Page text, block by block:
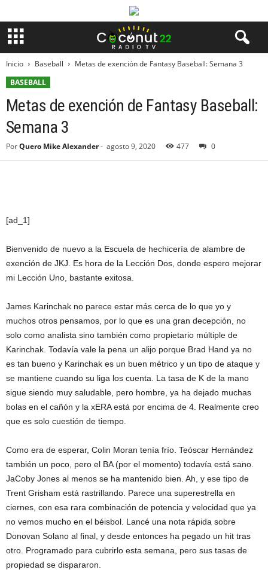
Inicio Baseball
Metas de exención de Fantasy Baseball: Semana 3
BASEBALL
Metas de exención de Fantasy Baseball:
Semana 3
PorQuero Mike Alexander- agosto 9, 2020 477 0
[ad_1]
Bienvenido de nuevo a la Escuela de hechicería de alambre de
exención de JKJ. Es hora de la Lección Dos, donde espero mejorar
mi Lección Uno, bastante exitosa.
James Karinchak no parece estar más cerca de lo que yo y
muchos otros pensamos, por lo que es una gran decepción, no
solo como analista sino también como propietario múltiple de
Karinchak. Todavía vale la pena un alijo porque Brad Hand ya no
es tan bueno y Karinchak es un buen métrico y un tipo de ataque y
se mantiene cuando su liga los cuenta. La tasa de K de la mano
sigue siendo muy saludable, pero hombre, ya ha dejado muchas
bolas en el cañón y la xERA está por encima de 4. Realmente creo
que es solo cuestión de tiempo.
Como era de esperar, Colin Moran tenía frío. Teóscar Hernández
también un poco, pero el BA (por el momento) todavía está sano.
JaCoby Jones al menos se ha mantenido bien. Ah, y ese tipo de
Trent Grisham está rastrillando. Parece una superestrella en
ciernes, con esa rara combinación de potencia y velocidad que ya
no vemos mucho en el béisbol. Lancé una nota rápida sobre
Donovan Solano al final, y desde entonces ha pegado un hit tras
otro. Programado para cubrirlo esta semana, pero sus tasas de
propiedad se dispararon.